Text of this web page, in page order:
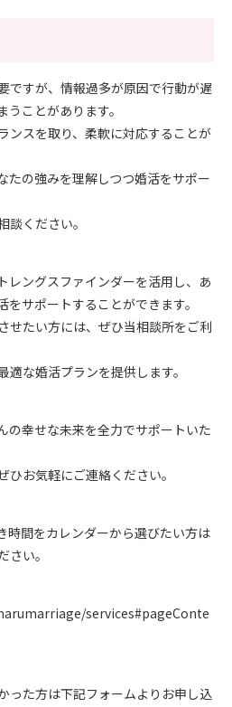
ですが、情報過多が原因で行動が遅
ことがあります。
ンスを取り、柔軟に対応することが
たの強みを理解しつつ婚活をサポー
談ください。
レングスファインダーを活用し、あ
サポートすることができます。
せたい方には、ぜひ当相談所をご利
な婚活プランを提供します。
の幸せな未来を全力でサポートいた
ひお気軽にご連絡ください。
時間をカレンダーから選びたい方は
い。
services#pageConte
った方は下記フォームよりお申し込